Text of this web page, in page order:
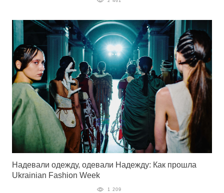
Надевали одежду, одевали Надежду: Как прошла
Ukrainian Fashion Week
1 209